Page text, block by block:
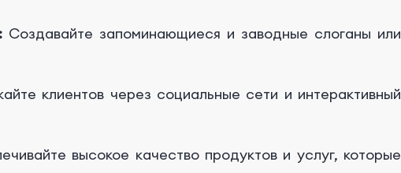
Создавайте запоминающиеся и заводные слоганы или
клиентов через социальные сети и интерактивный
высокое качество продуктов и услуг, которые